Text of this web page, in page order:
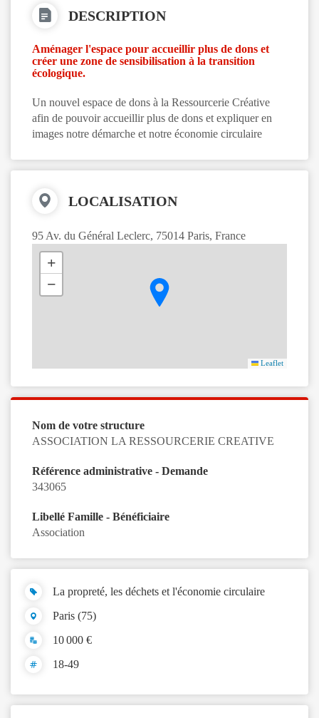
DESCRIPTION
Aménager l'espace pour accueillir plus de dons et
créer une zone de sensibilisation à la transition
écologique.
Un nouvel espace de dons à la Ressourcerie Créative
afin de pouvoir accueillir plus de dons et expliquer en
images notre démarche et notre économie circulaire
LOCALISATION
95 Av. du Général Leclerc, 75014 Paris, France
+
−
Leaflet
Nom de votre structure
ASSOCIATION LA RESSOURCERIE CREATIVE
Référence administrative - Demande
343065
Libellé Famille - Bénéficiaire
Association
La propreté, les déchets et l'économie circulaire
Paris (75)
10 000 €
18-49